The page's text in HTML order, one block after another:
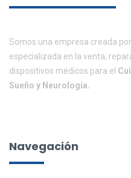
Somos una empresa creada
especializada en la venta,
dispositivos médicos para el
Sueño y Neurología.
Navegación